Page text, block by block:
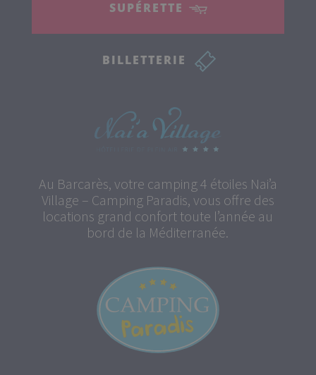
SUPÉRETTE
BILLETTERIE
Au Barcarès, votre camping 4 étoiles Nai’a
Village – Camping Paradis, vous offre des
locations grand confort toute l’année au
bord de la Méditerranée.